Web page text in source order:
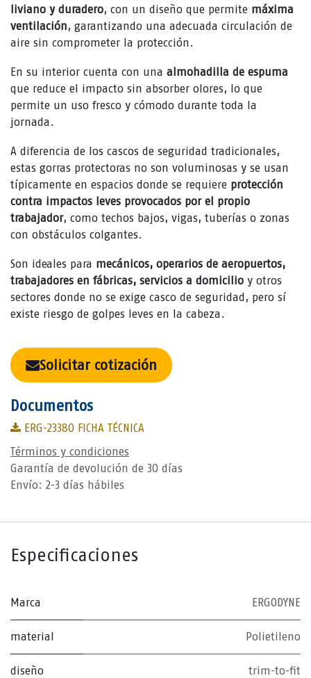
liviano y duradero, con un diseño que permite máxima
ventilación, garantizando una adecuada circulación de
aire sin comprometer la protección.
En su interior cuenta con una almohadilla de espuma
que reduce el impacto sin absorber olores, lo que
permite un uso fresco y cómodo durante toda la
jornada.
A diferencia de los cascos de seguridad tradicionales,
estas gorras protectoras no son voluminosas y se usan
típicamente en espacios donde se requiere protección
contra impactos leves provocados por el propio
trabajador, como techos bajos, vigas, tuberías o zonas
con obstáculos colgantes.
Son ideales para mecánicos, operarios de aeropuertos,
trabajadores en fábricas, servicios a domicilio y otros
sectores donde no se exige casco de seguridad, pero sí
existe riesgo de golpes leves en la cabeza.
Solicitar cotización
Documentos
ERG-23380 FICHA TÉCNICA
Términos y condiciones
Garantía de devolución de 30 días
Envío: 2-3 días hábiles
Especificaciones
Marca ERGODYNE
material Polietileno
diseño
trim-to-fit